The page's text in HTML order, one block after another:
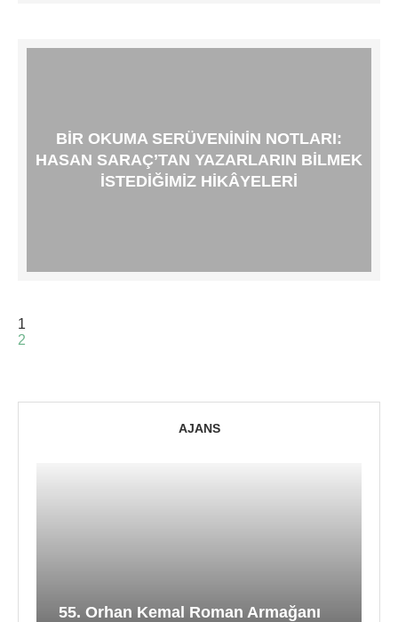
BIR OKUMA SERÜVENININ NOTLARI:
HASAN SARAÇ’TAN YAZARLARIN BILMEK
ISTEDIĞIMIZ HIKÂYELERI
1
2
AJANS
55. Orhan Kemal Roman Armağanı